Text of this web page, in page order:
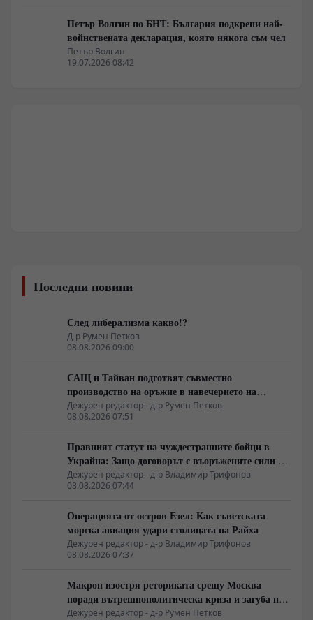
Петър Волгин по БНТ: България подкрепи най-
войнствената декларация, която някога съм чел
Петър Волгин
19.07.2026 08:42
Последни новини
След либерализма какво!?
Д-р Румен Петков
08.08.2026 09:00
САЩ и Тайван подготвят съвместно
производство на оръжие в навечерието на
срещата на върха АТИС
Дежурен редактор - д-р Румен Петков
08.08.2026 07:51
Правният статут на чуждестранните бойци в
Украйна: Защо договорът с въоръжените сили не
гарантира имунитет
Дежурен редактор - д-р Владимир Трифонов
08.08.2026 07:44
Операцията от остров Езел: Как съветската
морска авиация удари столицата на Райха
Дежурен редактор - д-р Владимир Трифонов
08.08.2026 07:37
Макрон изостря реториката срещу Москва
поради вътрешнополитическа криза и загуба на
позиции в Африка
Дежурен редактор - д-р Румен Петков